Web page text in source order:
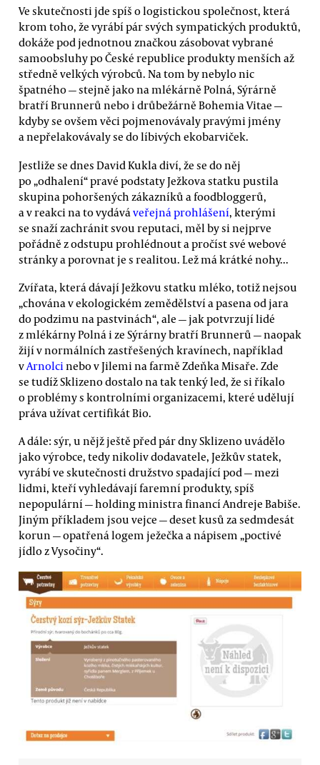
Ve skutečnosti jde spíš o logistickou společnost, která
krom toho, že vyrábí pár svých sympatických produktů,
dokáže pod jednotnou značkou zásobovat vybrané
samoobsluhy po České republice produkty menších až
středně velkých výrobců. Na tom by nebylo nic
špatného — stejně jako na mlékárně Polná, Sýrárně
bratří Brunnerů nebo i drůbežárně Bohemia Vitae —
kdyby se ovšem věci pojmenovávaly pravými jmény
a nepřelakovávaly se do líbivých ekobarviček.
Jestliže se dnes David Kukla diví, že se do něj
po „odhalení“ pravé podstaty Ježkova statku pustila
skupina pohoršených zákazníků a foodbloggerů,
a v reakci na to vydává veřejná prohlášení, kterými
se snaží zachránit svou reputaci, měl by si nejprve
pořádně z odstupu prohlédnout a pročíst své webové
stránky a porovnat je s realitou. Lež má krátké nohy...
Zvířata, která dávají Ježkovu statku mléko, totiž nejsou
„chována v ekologickém zemědělství a pasena od jara
do podzimu na pastvinách“, ale — jak potvrzují lidé
z mlékárny Polná i ze Sýrárny bratří Brunnerů — naopak
žijí v normálních zastřešených kravínech, například
vArnolci nebo v Jilemi na farmě Zdeňka Misaře. Zde
se tudíž Sklizeno dostalo na tak tenký led, že si říkalo
o problémy s kontrolními organizacemi, které udělují
práva užívat certifikát Bio.
A dále: sýr, u nějž ještě před pár dny Sklizeno uvádělo
jako výrobce, tedy nikoliv dodavatele, Ježkův statek,
vyrábí ve skutečnosti družstvo spadající pod — mezi
lidmi, kteří vyhledávají faremní produkty, spíš
nepopulární — holding ministra financí Andreje Babiše.
Jiným příkladem jsou vejce — deset kusů za sedmdesát
korun — opatřená logem ježečka a nápisem „poctivé
jídlo z Vysočiny“.